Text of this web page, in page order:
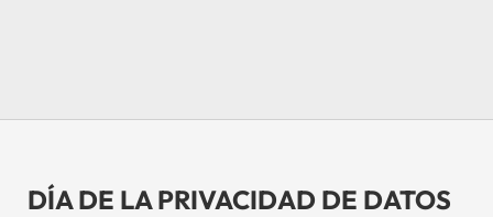
DÍA DE LA PRIVACIDAD DE DATOS